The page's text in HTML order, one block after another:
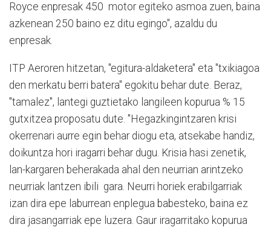
Royce enpresak 450 motor egiteko asmoa zuen, baina
azkenean 250 baino ez ditu egingo", azaldu du
enpresak.
ITP Aeroren hitzetan, "egitura-aldaketera" eta "txikiagoa
den merkatu berri batera" egokitu behar dute. Beraz,
"tamalez", lantegi guztietako langileen kopurua % 15
gutxitzea proposatu dute. "Hegazkingintzaren krisi
okerrenari aurre egin behar diogu eta, atsekabe handiz,
doikuntza hori iragarri behar dugu. Krisia hasi zenetik,
lan-kargaren beherakada ahal den neurrian arintzeko
neurriak lantzen ibili gara. Neurri horiek erabilgarriak
izan dira epe laburrean enplegua babesteko, baina ez
dira jasangarriak epe luzera. Gaur iragarritako kopurua